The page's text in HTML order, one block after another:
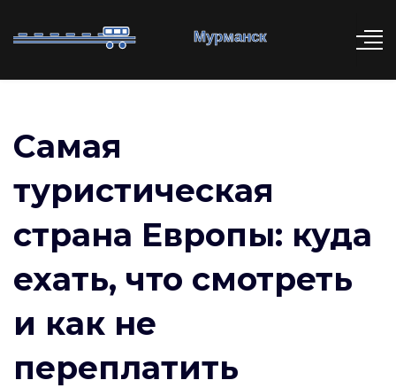
Самая
туристическая
страна Европы: куда
ехать, что смотреть
и как не
переплатить